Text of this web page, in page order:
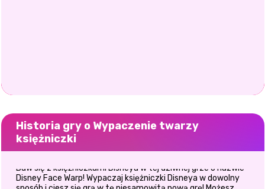
Historia gry o Wypaczenie twarzy
księżniczki
Baw się z księżniczkami Disneya w tej dziwnej grze o nazwie
Disney Face Warp! Wypaczaj księżniczki Disneya w dowolny